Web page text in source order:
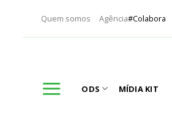
Quem somos Agência#Colabora
ODS MÍDIA KIT